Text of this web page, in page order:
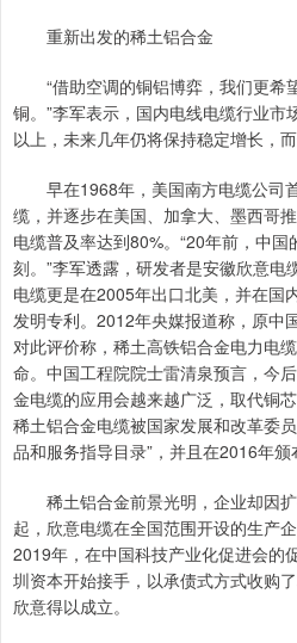
重新出发的稀土铝合金
“借助空调的铜铝博弈，我们更希
铜。”李军表示，国内电线电缆行业
以上，未来几年仍将保持稳定增长，
早在1968年，美国南方电缆公司
缆，并逐步在美国、加拿大、墨西哥
电缆普及率达到80%。“20年前，中
刻。”李军透露，研发者是安徽欣意电
电缆更是在2005年出口北美，并在国
发明专利。2012年央媒报道称，原中
对此评价称，稀土高铁铝合金电力电
命。中国工程院院士雷清泉预言，今
金电缆的应用会越来越广泛，取代铜
稀土铝合金电缆被国家发展和改革委
品和服务指导目录”，并且在2016年颁
稀土铝合金前景光明，企业却因扩
起，欣意电缆在全国范围开设的生产
2019年，在中国科技产业化促进会的
圳资本开始接手，以承债式方式收购
欣意得以成立。